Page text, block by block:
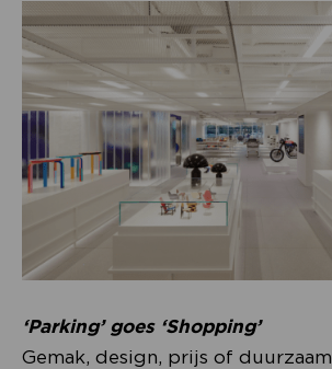
‘Parking’ goes ‘Shopping’
Gemak, design, prijs of